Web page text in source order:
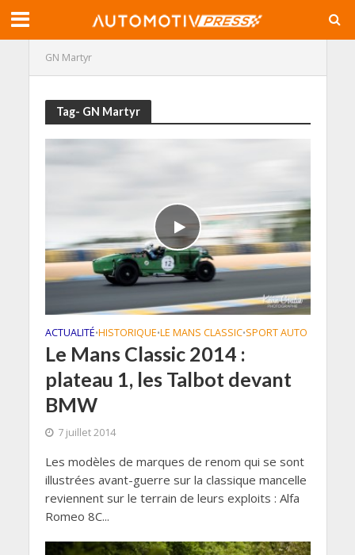
GN Martyr
Tag- GN Martyr
ACTUALITÉ•HISTORIQUE•LE MANS CLASSIC•SPORT AUTO
Le Mans Classic 2014 :
plateau 1, les Talbot devant
BMW
7 juillet 2014
Les modèles de marques de renom qui se sont
illustrées avant-guerre sur la classique mancelle
reviennent sur le terrain de leurs exploits : Alfa
Romeo 8C...